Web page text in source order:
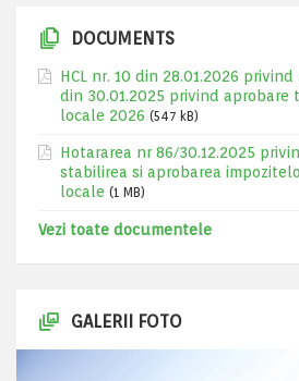
DOCUMENTS
HCL nr. 10 din 28.01.2026 privind
din 30.01.2025 privind aprobare
locale 2026 (547 kB)
Hotararea nr 86/30.12.2025
stabilirea si aprobarea
locale (1 MB)
Vezi toate documentele
GALERII FOTO